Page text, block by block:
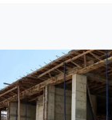
Durumu ve